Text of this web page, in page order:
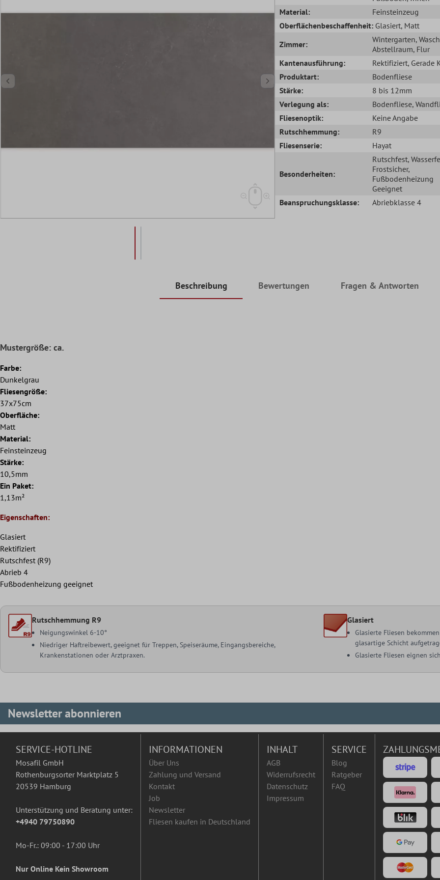
Material:
Feinsteinzeug
Oberflächenbeschaffenheit: Glasiert, Matt
Zimmer:
Wintergarten,
Abstellraum, Flur
Kantenausführung:
Rektifiziert, Gerade
Produktart:
Bodenfliese
Stärke:
8 bis 12mm
Verlegung als:
Bodenfliese,
Fliesenoptik:
Keine Angabe
Rutschhemmung:
R9
Fliesenserie:
Hayat
Besonderheiten:
Rutschfest,
Frostsicher,
Fußbodenheizung
Geeignet
Beanspruchungsklasse:
Abriebklasse 4
Beschreibung Bewertungen Fragen & Antworten
Mustergröße: ca.
Farbe:
Dunkelgrau
Fliesengröße:
37x75cm
Oberfläche:
Matt
Material:
Feinsteinzeug
Stärke:
10,5mm
Ein Paket:
1,13m²
Eigenschaften:
Glasiert
Rektifiziert
Rutschfest (R9)
Abrieb 4
Fußbodenheizung geeignet
Rutschhemmung R9
Neigungswinkel 6-10°
Niedriger Haftreibewert, geeignet für Treppen, Speiseräume, Eingangsbereiche,
Krankenstationen oder Arztpraxen.
Glasiert
Glasierte Fliesen
glasartige Schicht
Glasierte Fliesen eignen
Newsletter abonnieren
SERVICE-HOTLINE
Mosafil GmbH
Rothenburgsorter Marktplatz 5
20539 Hamburg
Unterstützung und Beratung unter:
+4940 79750890
Mo-Fr.: 09:00 - 17:00 Uhr
Nur Online Kein Showroom
INFORMATIONEN
Über Uns
Zahlung und Versand
Kontakt
Job
Newsletter
Fliesen kaufen in Deutschland
INHALT
AGB
Widerrufsrecht
Datenschutz
Impressum
SERVICE
Blog
Ratgeber
FAQ